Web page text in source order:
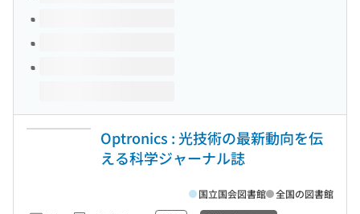
Optronics : 光技術の最新動向を伝
える科学ジャーナル誌
国立国会図書館 全国の図書館